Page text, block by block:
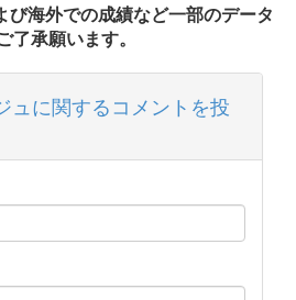
海外での成績など一部のデータ
承願います。
ュに関するコメントを投